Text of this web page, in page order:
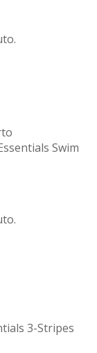
Swim
3-Stripes